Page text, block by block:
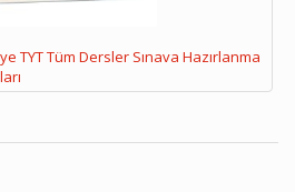
TYT Tüm Dersler Sınava Hazırlanma